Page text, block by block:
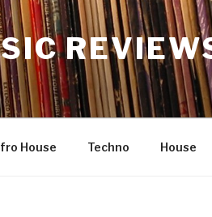
House Techno House